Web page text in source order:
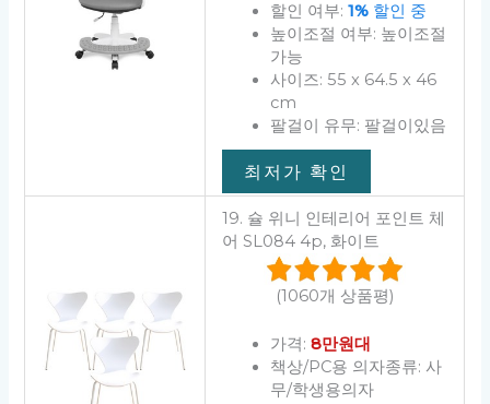
할인 여부: 1%할인 중
높이조절 여부: 높이조절
가능
사이즈: 55 x 64.5 x 46
cm
팔걸이 유무: 팔걸이있음
최저가 확인
19. 슐 위니 인테리어 포인트 체
어 SL084 4p, 화이트
(1060개 상품평)
가격: 8만원대
책상/PC용 의자종류: 사
무/학생용의자